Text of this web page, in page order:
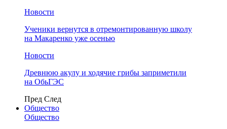
Новости
Ученики вернутся в отремонтированную школу
на Макаренко уже осенью
Новости
Древнюю акулу и ходячие грибы заприметили
на ОбьГЭС
Пред След
Общество
Общество